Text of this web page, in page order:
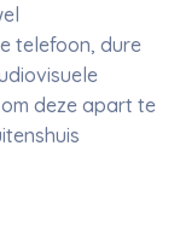
telefoon, dure
deze apart te